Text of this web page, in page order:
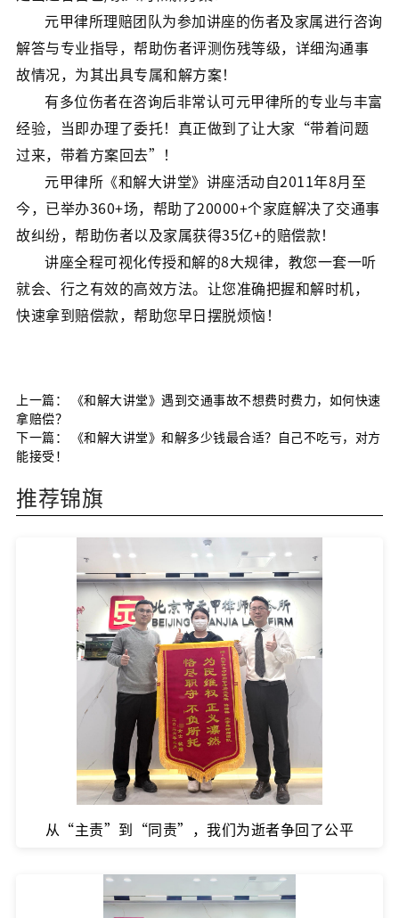
元甲律所理赔团队为参加讲座的伤者及家属进行咨询
解答与专业指导，帮助伤者评测伤残等级，详细沟通事
故情况，为其出具专属和解方案！
有多位伤者在咨询后非常认可元甲律所的专业与丰富
经验，当即办理了委托！真正做到了让大家“带着问题
过来，带着方案回去”！
元甲律所《和解大讲堂》讲座活动自2011年8月至
今，已举办360+场，帮助了20000+个家庭解决了交通事
故纠纷，帮助伤者以及家属获得35亿+的赔偿款！
讲座全程可视化传授和解的8大规律，教您一套一听
就会、行之有效的高效方法。让您准确把握和解时机，
快速拿到赔偿款，帮助您早日摆脱烦恼！
上一篇：
《和解大讲堂》遇到交通事故不想费时费力，如何快速
拿赔偿？
下一篇：
《和解大讲堂》和解多少钱最合适？自己不吃亏，对方
能接受！
推荐锦旗
从“主责”到“同责”，我们为逝者争回了公平